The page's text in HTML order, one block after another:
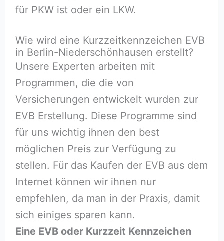
für PKW ist oder ein LKW.
Wie wird eine Kurzzeitkennzeichen EVB
in Berlin-Niederschönhausen erstellt?
Unsere Experten arbeiten mit
Programmen, die die von
Versicherungen entwickelt wurden zur
EVB Erstellung. Diese Programme sind
für uns wichtig ihnen den best
möglichen Preis zur Verfügung zu
stellen. Für das Kaufen der EVB aus dem
Internet können wir ihnen nur
empfehlen, da man in der Praxis, damit
sich einiges sparen kann.
Eine EVB oder Kurzzeit Kennzeichen